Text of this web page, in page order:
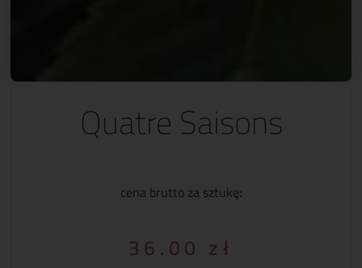
Quatre Saisons
cena brutto za sztukę:
36.00 zł